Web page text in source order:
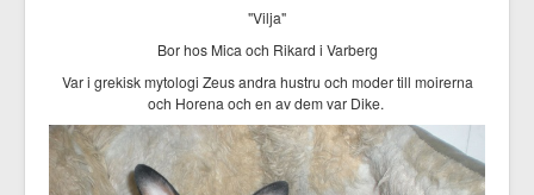
"Vilja"
Bor hos Mica och Rikard i Varberg
Var i grekisk mytologi Zeus andra hustru och moder till moirerna
och Horena och en av dem var Dike.